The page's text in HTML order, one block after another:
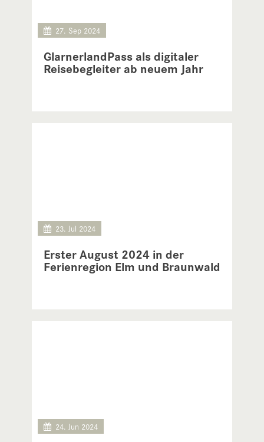
GlarnerlandPass als digitaler
Reisebegleiter ab neuem Jahr
27. Sep 2024
Erster August 2024 in der
Ferienregion Elm und Braunwald
23. Jul 2024
24. Jun 2024